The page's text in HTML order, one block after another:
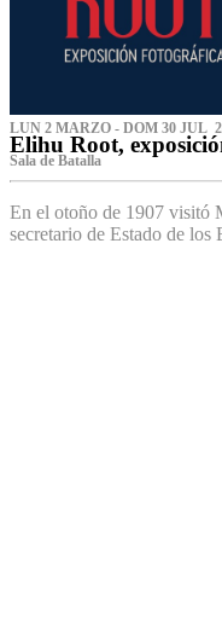
LUN 2 MARZO - DOM 30 JUL
Elihu Root,
Sala de Batalla
En el otoño de 1907 visitó
secretario de Estado de